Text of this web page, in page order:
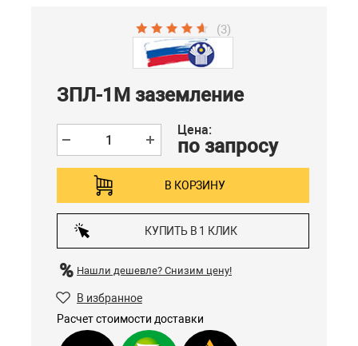
(3)
ЗПЛ-1М заземление
Цена:
по запросу
В КОРЗИНУ
КУПИТЬ В 1 КЛИК
Нашли дешевле? Снизим цену!
В избранное
Расчет стоимости доставки